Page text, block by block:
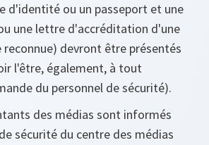
d'identité ou un passeport et une
une lettre d'accréditation d'une
reconnue) devront être présentés
l'être, également, à tout
du personnel de sécurité).
des médias sont informés
sécurité du centre des médias